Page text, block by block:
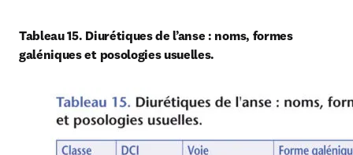
Tableau 15. Diurétiques de l’anse : noms, formes
galéniques et posologies usuelles.